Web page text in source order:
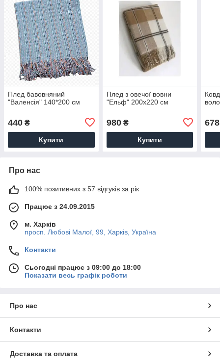
Плед бавовняний
"Валенсія" 140*200 см
440 ₴
Купити
Плед з овечої вовни
"Ельф" 200x220 см
980₴
Купити
678
Про нас
100% позитивних з 57 відгуків за рік
Працює з 24.09.2015
м. Харків
просп. Любові Малої, 99, Харків, Україна
Контакти
Сьогодні працює з 09:00 до 18:00
Показати весь графік роботи
Про нас
Контакти
Доставка та оплата